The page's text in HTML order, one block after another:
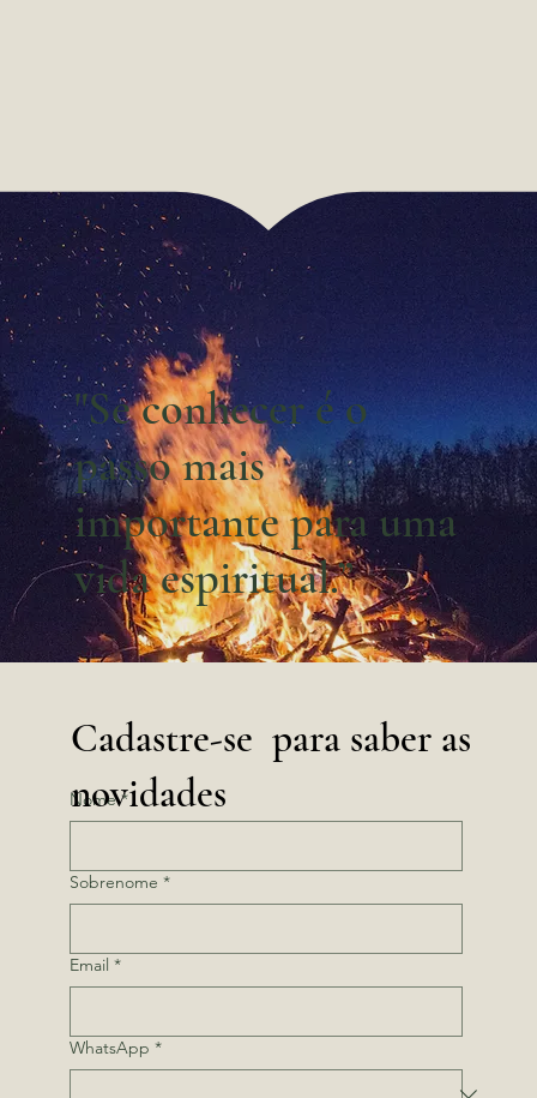
Nome *
Sobrenome *
Email *
WhatsApp *
Cadastre-se para saber as
novidades
"Se conhecer é o
passo mais
importante para uma
vida espiritual.”